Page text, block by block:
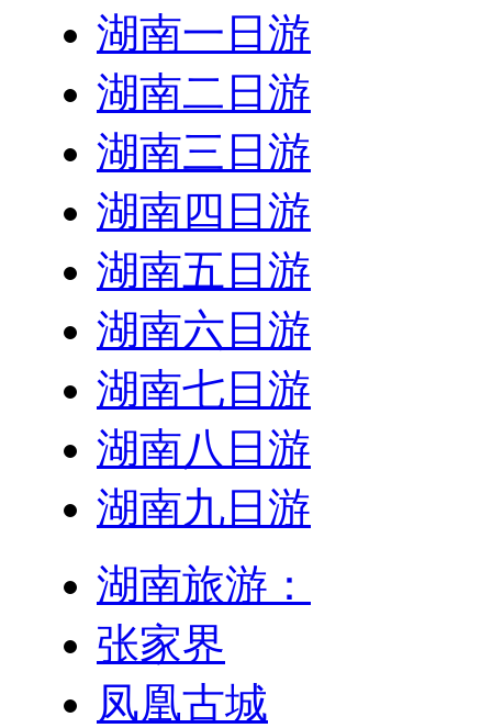
湖南一日游
湖南二日游
湖南三日游
湖南四日游
湖南五日游
湖南六日游
湖南七日游
湖南八日游
湖南九日游
湖南旅游：
张家界
凤凰古城